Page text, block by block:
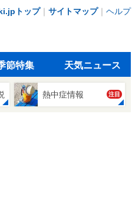
トップ｜ サイトマップ｜ ヘルプ
節特集 天気ニュース
熱中症情報 注目